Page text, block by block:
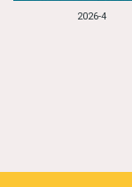
2026-4